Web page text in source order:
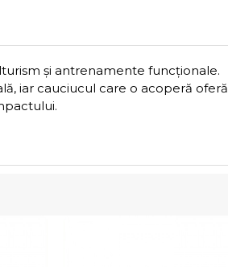
și antrenamente funcționale.
iar cauciucul care o acoperă oferă